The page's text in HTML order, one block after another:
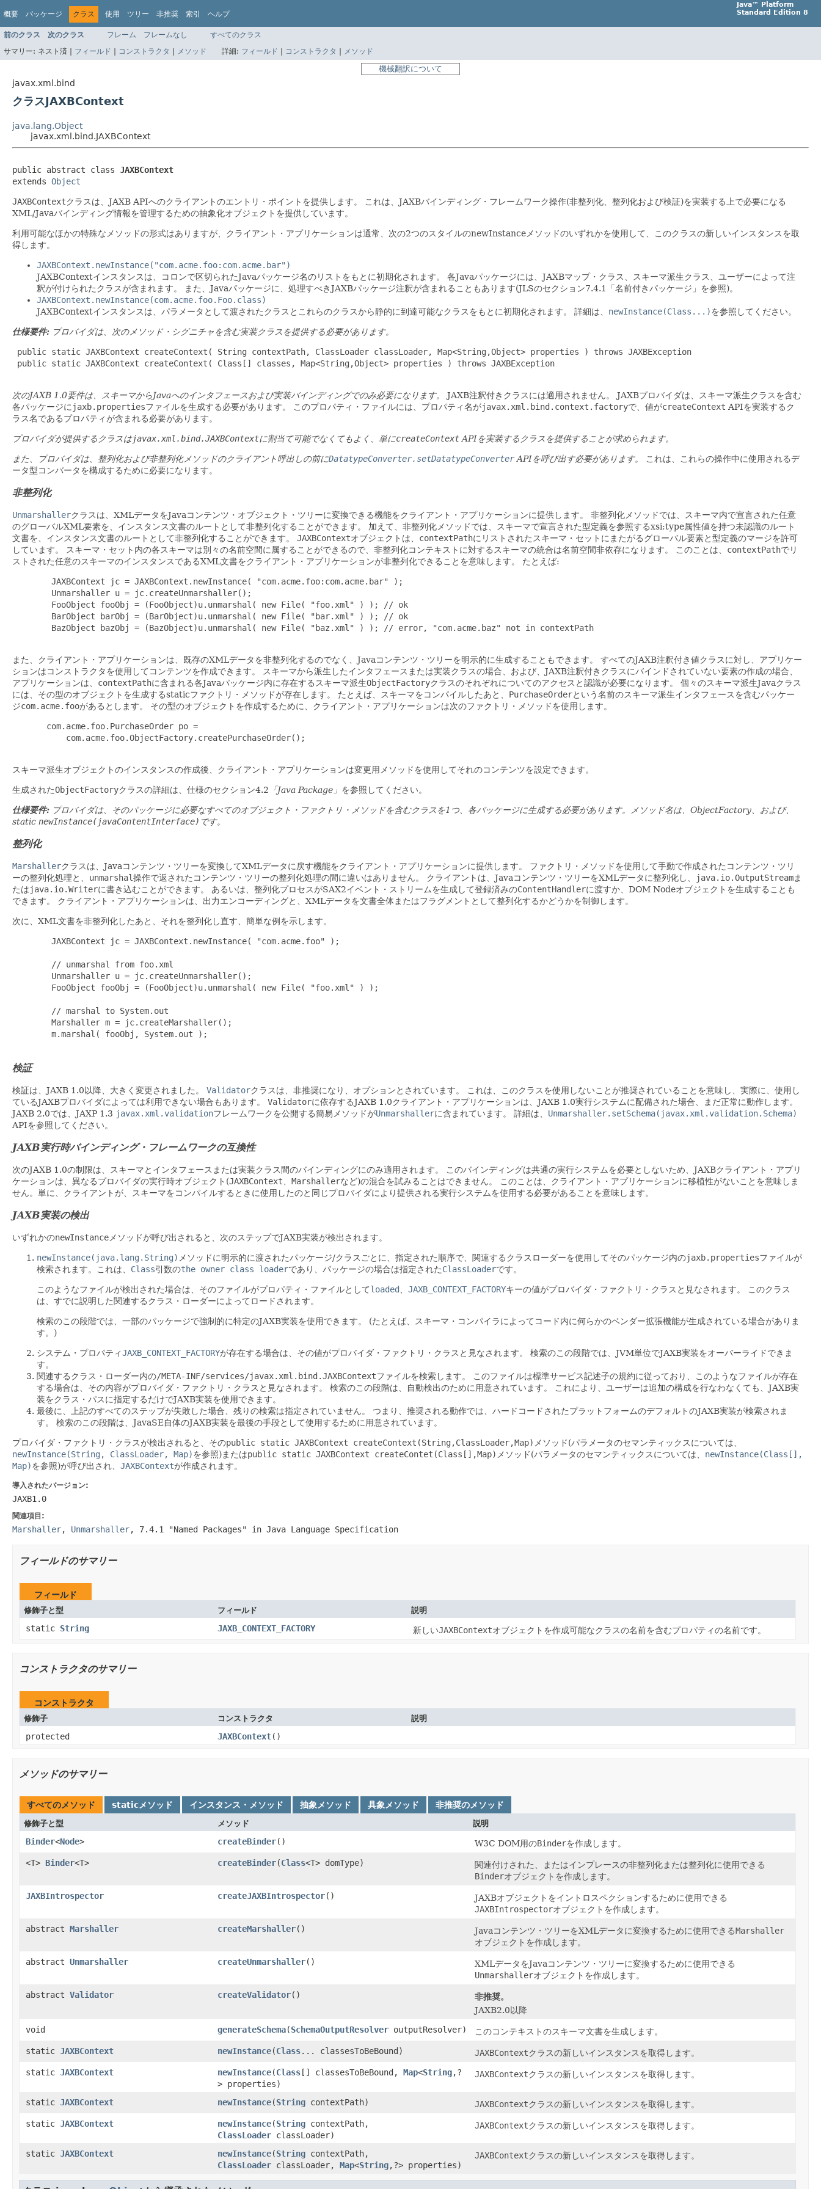
概要 パッケージ クラス 使用 ツリー 非推奨 索引 ヘルプ
Java™ Platform
Standard Edition 8
前のクラス 次のクラス フレーム フレームなし
すべてのクラス
サマリー: ネスト済 | フィールド | コンストラクタ | メソッド 詳細: フィールド | コンストラクタ | メソッド
機械翻訳について
javax.xml.bind
クラスJAXBContext
java.lang.Object
javax.xml.bind.JAXBContext
public abstract class JAXBContext
extends Object
JAXBContextクラスは、JAXB APIへのクライアントのエントリ・ポイントを提供します。
これは、JAXBバインディング・フレームワーク操作(非整列化、整列化および検証)を実装する上で必要になる
XML/Javaバインディング情報を管理するための抽象化オブジェクトを提供しています。
利用可能なほかの特殊なメソッドの形式はありますが、クライアント・アプリケーションは通常、次の2つのスタイルのnewInstanceメソッドのいずれかを使用して、このクラスの新しいインスタンスを取
得します。
JAXBContext.newInstance("com.acme.foo:com.acme.bar")
JAXBContextインスタンスは、コロンで区切られたJavaパッケージ名のリストをもとに初期化されます。
各Javaパッケージには、JAXBマップ・クラス、スキーマ派生クラス、ユーザーによって注
釈が付けられたクラスが含まれます。
また、Javaパッケージに、処理すべきJAXBパッケージ注釈が含まれることもあります(JLSのセクション7.4.1「名前付きパッケージ」を参照)。
JAXBContext.newInstance(com.acme.foo.Foo.class)
JAXBContextインスタンスは、パラメータとして渡されたクラスとこれらのクラスから静的に到達可能なクラスをもとに初期化されます。
詳細は、 newInstance(Class...)を参照してください。
仕様要件: プロバイダは、次のメソッド・シグニチャを含む実装クラスを提供する必要があります。
public static JAXBContext createContext( String contextPath, ClassLoader classLoader, Map<String,Object> properties ) throws JAXBException
public static JAXBContext createContext( Class[] classes, Map<String,Object> properties ) throws JAXBException
次のJAXB 1.0要件は、スキーマからJavaへのインタフェースおよび実装バインディングでのみ必要になります。 JAXB注釈付きクラスには適用されません。
JAXBプロバイダは、スキーマ派生クラスを含む
各パッケージに jaxb.propertiesファイルを生成する必要があります。 このプロパティ・ファイルには、プロパティ名がjavax.xml.bind.context.factoryで、値がcreateContext APIを実装するク
ラス名であるプロパティが含まれる必要があります。
プロバイダが提供するクラスはjavax.xml.bind.JAXBContextに割当て可能でなくてもよく、単にcreateContext APIを実装するクラスを提供することが求められます。
また、プロバイダは、整列化および非整列化メソッドのクライアント呼出しの前にDatatypeConverter.setDatatypeConverterAPIを呼び出す必要があります。
これは、これらの操作中に使用されるデ
ータ型コンバータを構成するために必要になります。
非整列化
Unmarshallerクラスは、XMLデータをJavaコンテンツ・オブジェクト・ツリーに変換できる機能をクライアント・アプリケーションに提供します。
非整列化メソッドでは、スキーマ内で宣言された任意
のグローバルXML要素を、インスタンス文書のルートとして非整列化することができます。
加えて、非整列化メソッドでは、スキーマで宣言された型定義を参照するxsi:type属性値を持つ未認識のルート
文書を、インスタンス文書のルートとして非整列化することができます。
JAXBContextオブジェクトは、 contextPathにリストされたスキーマ・セットにまたがるグローバル要素と型定義のマージを許可
しています。
スキーマ・セット内の各スキーマは別々の名前空間に属することができるので、非整列化コンテキストに対するスキーマの統合は名前空間非依存になります。 このことは、 contextPathでリ
ストされた任意のスキーマのインスタンスであるXML文書をクライアント・アプリケーションが非整列化できることを意味します。
たとえば:
        JAXBContext jc = JAXBContext.newInstance( "com.acme.foo:com.acme.bar" );
        Unmarshaller u = jc.createUnmarshaller();
        FooObject fooObj = (FooObject)u.unmarshal( new File( "foo.xml" ) ); // ok
        BarObject barObj = (BarObject)u.unmarshal( new File( "bar.xml" ) ); // ok
        BazObject bazObj = (BazObject)u.unmarshal( new File( "baz.xml" ) ); // error, "com.acme.baz" not in contextPath
また、クライアント・アプリケーションは、既存のXMLデータを非整列化するのでなく、Javaコンテンツ・ツリーを明示的に生成することもできます。
すべてのJAXB注釈付き値クラスに対し、アプリケー
ションはコンストラクタを使用してコンテンツを作成できます。
スキーマから派生したインタフェースまたは実装クラスの場合、および、JAXB注釈付きクラスにバインドされていない要素の作成の場合、
アプリケーションは、 contextPathに含まれる各Javaパッケージ内に存在するスキーマ派生ObjectFactoryクラスのそれぞれについてのアクセスと認識が必要になります。
個々のスキーマ派生Javaクラス
には、その型のオブジェクトを生成するstaticファクトリ・メソッドが存在します。
たとえば、スキーマをコンパイルしたあと、 PurchaseOrderという名前のスキーマ派生インタフェースを含むパッケー
ジcom.acme.fooがあるとします。 その型のオブジェクトを作成するために、クライアント・アプリケーションは次のファクトリ・メソッドを使用します。
       com.acme.foo.PurchaseOrder po =
           com.acme.foo.ObjectFactory.createPurchaseOrder();
スキーマ派生オブジェクトのインスタンスの作成後、クライアント・アプリケーションは変更用メソッドを使用してそれのコンテンツを設定できます。
生成されたObjectFactoryクラスの詳細は、仕様のセクション4.2 「Java Package」 を参照してください。
仕様要件: プロバイダは、そのパッケージに必要なすべてのオブジェクト・ファクトリ・メソッドを含むクラスを1つ、各パッケージに生成する必要があります。メソッド名は、ObjectFactory、および、
static newInstance(javaContentInterface) です。
整列化
Marshallerクラスは、Javaコンテンツ・ツリーを変換してXMLデータに戻す機能をクライアント・アプリケーションに提供します。
ファクトリ・メソッドを使用して手動で作成されたコンテンツ・ツリ
ーの整列化処理と、 unmarshal操作で返されたコンテンツ・ツリーの整列化処理の間に違いはありません。 クライアントは、Javaコンテンツ・ツリーをXMLデータに整列化し、 java.io.OutputStreamま
たはjava.io.Writerに書き込むことができます。 あるいは、整列化プロセスがSAX2イベント・ストリームを生成して登録済みのContentHandlerに渡すか、DOM Nodeオブジェクトを生成することも
できます。
クライアント・アプリケーションは、出力エンコーディングと、XMLデータを文書全体またはフラグメントとして整列化するかどうかを制御します。
次に、XML文書を非整列化したあと、それを整列化し直す、簡単な例を示します。
        JAXBContext jc = JAXBContext.newInstance( "com.acme.foo" );
        // unmarshal from foo.xml
        Unmarshaller u = jc.createUnmarshaller();
        FooObject fooObj = (FooObject)u.unmarshal( new File( "foo.xml" ) );
        // marshal to System.out
        Marshaller m = jc.createMarshaller();
        m.marshal( fooObj, System.out );
検証
検証は、JAXB 1.0以降、大きく変更されました。 Validatorクラスは、非推奨になり、オプションとされています。
これは、このクラスを使用しないことが推奨されていることを意味し、実際に、使用し
ているJAXBプロバイダによっては利用できない場合もあります。
Validatorに依存するJAXB 1.0クライアント・アプリケーションは、JAXB 1.0実行システムに配備された場合、まだ正常に動作します。
JAXB 2.0では、JAXP 1.3 javax.xml.validationフレームワークを公開する簡易メソッドがUnmarshallerに含まれています。 詳細は、 Unmarshaller.setSchema(javax.xml.validation.Schema)
APIを参照してください。
JAXB実行時バインディング・フレームワークの互換性
次のJAXB 1.0の制限は、スキーマとインタフェースまたは実装クラス間のバインディングにのみ適用されます。
このバインディングは共通の実行システムを必要としないため、JAXBクライアント・アプリ
ケーションは、異なるプロバイダの実行時オブジェクト(JAXBContext、Marshallerなど)の混合を試みることはできません。
このことは、クライアント・アプリケーションに移植性がないことを意味しま
せん。単に、クライアントが、スキーマをコンパイルするときに使用したのと同じプロバイダにより提供される実行システムを使用する必要があることを意味します。
JAXB実装の検出
いずれかのnewInstance メソッドが呼び出されると、次のステップでJAXB実装が検出されます。
newInstance(java.lang.String) メソッドに明示的に渡されたパッケージ/クラスごとに、指定された順序で、関連するクラスローダーを使用してそのパッケージ内のjaxb.propertiesファイルが
検索されます。これは、 Class引数のthe owner class loaderであり、パッケージの場合は指定されたClassLoaderです。
このようなファイルが検出された場合は、そのファイルがプロパティ・ファイルとしてloaded JAXB_CONTEXT_FACTORYキーの値がプロバイダ・ファクトリ・クラスと見なされます。
このクラス
は、すでに説明した関連するクラス・ローダーによってロードされます。
検索のこの段階では、一部のパッケージで強制的に特定のJAXB実装を使用できます。
(たとえば、スキーマ・コンパイラによってコード内に何らかのベンダー拡張機能が生成されている場合がありま
す。)
システム・プロパティJAXB_CONTEXT_FACTORYが存在する場合は、その値がプロバイダ・ファクトリ・クラスと見なされます。
検索のこの段階では、JVM単位でJAXB実装をオーバーライドできま
す。
関連するクラス・ローダー内の/META-INF/services/javax.xml.bind.JAXBContextファイルを検索します。
このファイルは標準サービス記述子の規約に従っており、このようなファイルが存在
する場合は、その内容がプロバイダ・ファクトリ・クラスと見なされます。
検索のこの段階は、自動検出のために用意されています。
これにより、ユーザーは追加の構成を行なわなくても、JAXB実
装をクラス・パスに指定するだけでJAXB実装を使用できます。
最後に、上記のすべてのステップが失敗した場合、残りの検索は指定されていません。
つまり、推奨される動作では、ハードコードされたプラットフォームのデフォルトのJAXB実装が検索されま
す。
検索のこの段階は、JavaSE自体のJAXB実装を最後の手段として使用するために用意されています。
プロバイダ・ファクトリ・クラスが検出されると、そのpublic static JAXBContext createContext(String,ClassLoader,Map) メソッド(パラメータのセマンティックスについては、
newInstance(String, ClassLoader, Map)を参照)またはpublic static JAXBContext createContet(Class[],Map) メソッド(パラメータのセマンティックスについては、 newInstance(Class[],
Map)を参照)が呼び出され、 JAXBContextが作成されます。
導入されたバージョン:
JAXB1.0
関連項目:
Marshaller, Unmarshaller, 7.4.1 "Named Packages" in Java Language Specification
フィールドのサマリー
フィールド
修飾子と型 フィールド 説明
static String JAXB_CONTEXT_FACTORY 新しいJAXBContextオブジェクトを作成可能なクラスの名前を含むプロパティの名前です。
コンストラクタのサマリー
コンストラクタ
修飾子 コンストラクタ 説明
protected JAXBContext()
メソッドのサマリー
すべてのメソッド staticメソッド インスタンス・メソッド 抽象メソッド 具象メソッド 非推奨のメソッド
修飾子と型 メソッド 説明
Binder<Node> createBinder() W3C DOM用のBinderを作成します。
<T> Binder<T> createBinder(Class<T> domType)
関連付けされた、またはインプレースの非整列化または整列化に使用できる
Binderオブジェクトを作成します。
JAXBIntrospector
createJAXBIntrospector()
JAXBオブジェクトをイントロスペクションするために使用できる
JAXBIntrospectorオブジェクトを作成します。
abstract Marshaller createMarshaller() Javaコンテンツ・ツリーをXMLデータに変換するために使用できるMarshaller
オブジェクトを作成します。
abstract Unmarshaller createUnmarshaller()
XMLデータをJavaコンテンツ・ツリーに変換するために使用できる
Unmarshallerオブジェクトを作成します。
abstract Validator createValidator()
非推奨。
JAXB2.0以降
void
generateSchema(SchemaOutputResolver outputResolver)
このコンテキストのスキーマ文書を生成します。
static JAXBContext newInstance(Class... classesToBeBound) JAXBContextクラスの新しいインスタンスを取得します。
static JAXBContext newInstance(Class[] classesToBeBound, Map<String,?
> properties)
JAXBContextクラスの新しいインスタンスを取得します。
static JAXBContext newInstance(String contextPath) JAXBContextクラスの新しいインスタンスを取得します。
static JAXBContext newInstance(String contextPath,
ClassLoader classLoader)
JAXBContextクラスの新しいインスタンスを取得します。
static JAXBContext newInstance(String contextPath,
ClassLoader classLoader, Map<String,?> properties)
JAXBContextクラスの新しいインスタンスを取得します。